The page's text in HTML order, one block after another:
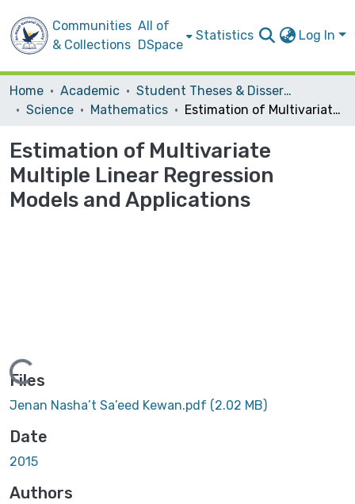
Communities
& Collections
All of
DSpace
Statistics Log In
Home Academic
Student Theses & Dissertations
Science
Mathematics Estimation of Multivariate Multiple Linear Regression Models and Applications
Estimation of Multivariate
Multiple Linear Regression
Models and Applications
Files
Jenan Nasha’t Sa’eed Kewan.pdf (2.02 MB)
Date
2015
Authors